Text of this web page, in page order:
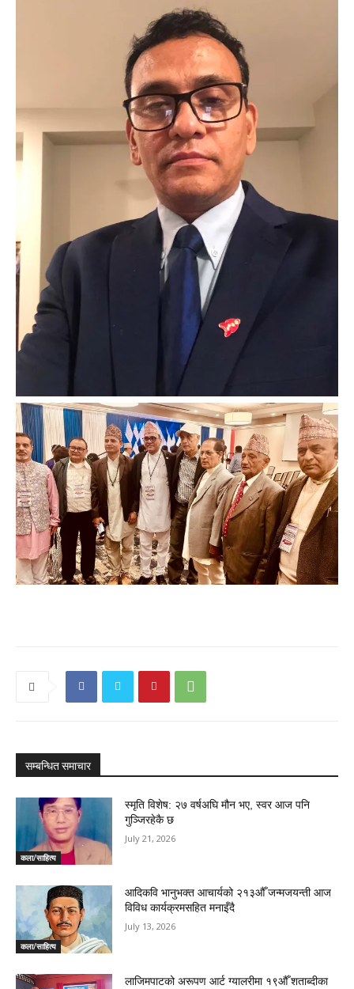
सम्बन्धित समाचार
कला/साहित्य
स्मृति विशेष: २७ वर्षअघि मौन भए, स्वर आज पनि
गुञ्जिरहेकै छ
July 21, 2026
कला/साहित्य
आदिकवि भानुभक्त आचार्यको २१३औँ जन्मजयन्ती आज
विविध कार्यक्रमसहित मनाइँदै
July 13, 2026
लाजिमपाटको अरूपण आर्ट ग्यालरीमा १९औँ शताब्दीका